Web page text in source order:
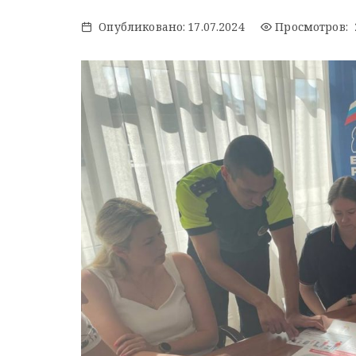
Опубликовано: 17.07.2024 Просмотров: